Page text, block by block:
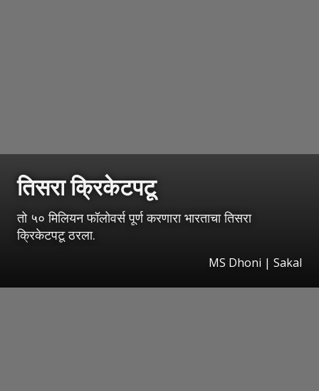
तिसरा क्रिकेटपटू
तो ५० मिलियन फॉलोवर्स पूर्ण करणारा भारताचा तिसरा
क्रिकेटपटू ठरला.
MS Dhoni | Sakal